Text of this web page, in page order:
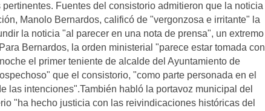
Fuentes del consistorio admitieron que la noticia
Manolo Bernardos, calificó de "vergonzosa e irritante" la
la noticia "al parecer en una nota de prensa", un extremo
Bernardos, la orden ministerial "parece estar tomada con
el primer teniente de alcalde del Ayuntamiento de
que el consistorio, "como parte personada en el
las intenciones".También habló la portavoz municipal del
"ha hecho justicia con las reivindicaciones históricas del